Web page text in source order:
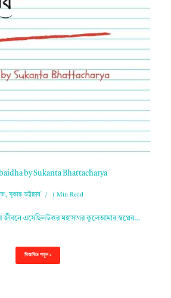
by Sukanta Bhattacharya
,সুকান্ত ভট্টাচার্য 1 Min Read
এসেছিলউত্তর মহাসাগর কূলেআমার স্বপ্নের…
বিস্তারিত পড়ুন »